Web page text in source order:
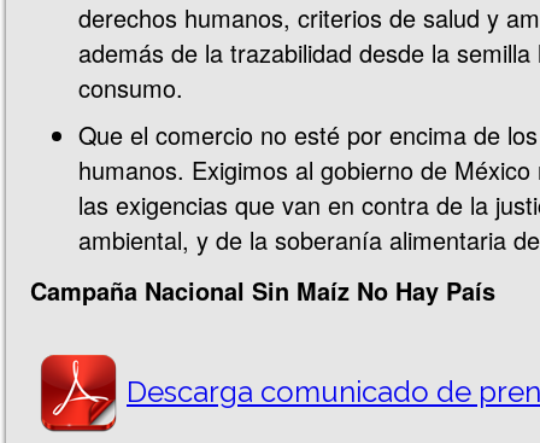
derechos humanos, criterios de salud y
además de la trazabilidad desde la semilla
consumo.
Que el comercio no esté por encima de
humanos. Exigimos al gobierno de
las exigencias que van en contra de la
ambiental, y de la soberanía alimentaria
Campaña Nacional Sin Maíz No Hay País
Descarga comunicado de